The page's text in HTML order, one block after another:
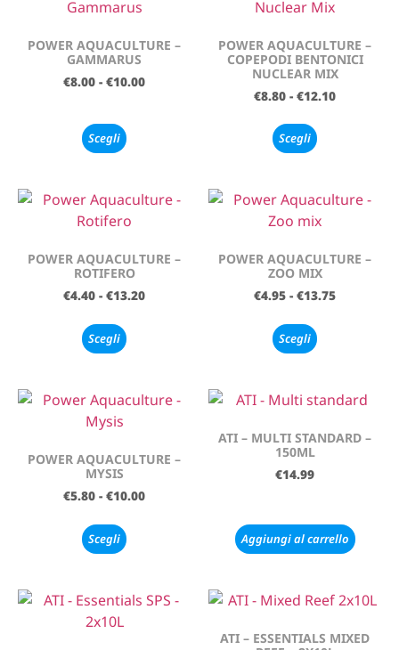
POWER AQUACULTURE –
GAMMARUS
€8.00 - €10.00
Scegli
POWER AQUACULTURE –
COPEPODI BENTONICI
NUCLEAR MIX
€8.80 - €12.10
Scegli
POWER AQUACULTURE –
ROTIFERO
€4.40 - €13.20
Scegli
POWER AQUACULTURE –
ZOO MIX
€4.95 - €13.75
Scegli
POWER AQUACULTURE –
MYSIS
€5.80 - €10.00
Scegli
ATI – MULTI STANDARD –
150ML
€14.99
Aggiungi al carrello
ATI – ESSENTIALS MIXED